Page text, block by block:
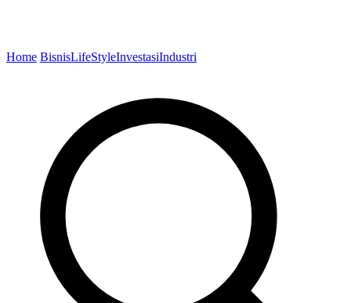
Home BisnisLifeStyleInvestasiIndustri